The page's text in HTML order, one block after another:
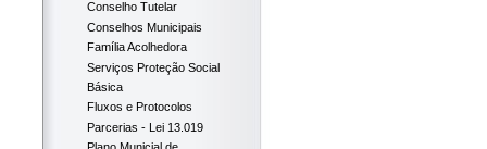
Conselho Tutelar
Conselhos Municipais
Família Acolhedora
Serviços Proteção Social
Básica
Fluxos e Protocolos
Parcerias - Lei 13.019